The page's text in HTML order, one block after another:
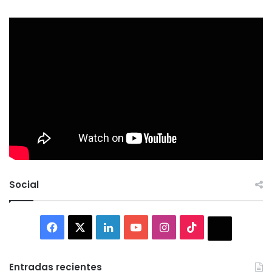
Social
Facebook LinkedInYouTubeInstagram
Entradas recientes